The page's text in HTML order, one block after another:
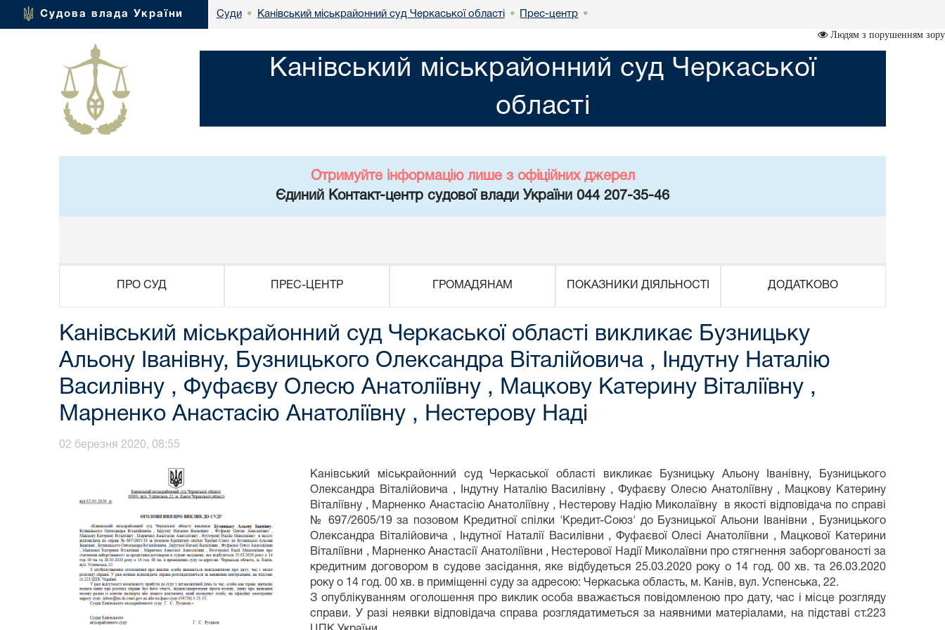
Судова влада України Суди • Канівський міськрайонний суд Черкаської області • Прес-центр •
Людям з порушенням зору
Канівський міськрайонний суд Черкаської
області
Отримуйте інформацію лише з офіційних джерел
Єдиний Контакт-центр судової влади України 044 207-35-46
ПРО СУД ПРЕС-ЦЕНТР ГРОМАДЯНАМ ПОКАЗНИКИ ДІЯЛЬНОСТІ ДОДАТКОВО
Канівський міськрайонний суд Черкаської області викликає Бузницьку
Альону Іванівну, Бузницького Олександра Віталійовича , Індутну Наталію
Василівну , Фуфаєву Олесю Анатоліївну , Мацкову Катерину Віталіївну ,
Марненко Анастасію Анатоліївну , Нестерову Наді
02 березня 2020, 08:55
Канівський міськрайонний суд Черкаської області викликає Бузницьку Альону Іванівну, Бузницького
Олександра Віталійовича , Індутну Наталію Василівну , Фуфаєву Олесю Анатоліївну , Мацкову Катерину
Віталіївну , Марненко Анастасію Анатоліївну , Нестерову Надію Миколаївну в якості відповідача по справі
№ 697/2605/19 за позовом Кредитної спілки 'Кредит-Союз' до Бузницької Альони Іванівни , Бузницького
Олександра Віталійовича , Індутної Наталії Василівни , Фуфаєвої Олесі Анатоліївни , Мацкової Катерини
Віталіївни , Марненко Анастасії Анатоліївни , Нестерової Надії Миколаївни про стягнення заборгованості за
кредитним договором в судове засідання, яке відбудеться 25.03.2020 року о 14 год. 00 хв. та 26.03.2020
року о 14 год. 00 хв. в приміщенні суду за адресою: Черкаська область, м. Канів, вул. Успенська, 22.
З опублікуванням оголошення про виклик особа вважається повідомленою про дату, час і місце розгляду
справи. У разі неявки відповідача справа розглядатиметься за наявними матеріалами, на підставі ст.223